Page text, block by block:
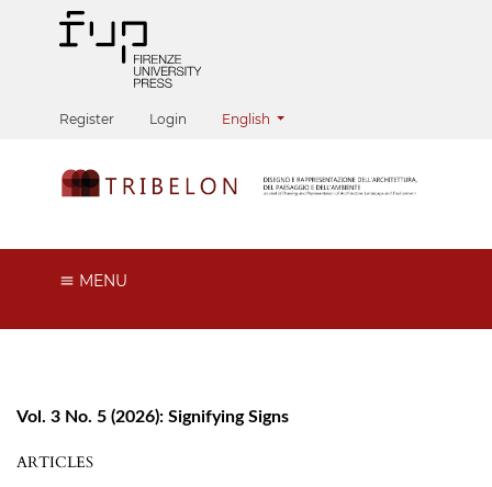
Register Login Change the language. The current
English
MENU
Vol. 3 No. 5 (2026): Signifying Signs
ARTICLES